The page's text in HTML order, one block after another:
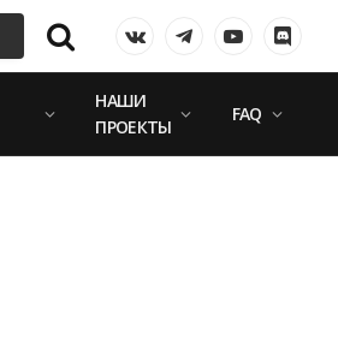
VKontakteTelegramYouTube
НАШИ
ПРОЕКТЫ
FAQ